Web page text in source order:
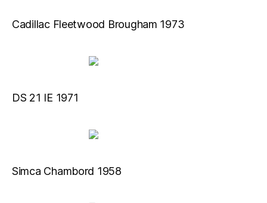
Cadillac Fleetwood Brougham 1973
DS 21 IE 1971
Simca Chambord 1958